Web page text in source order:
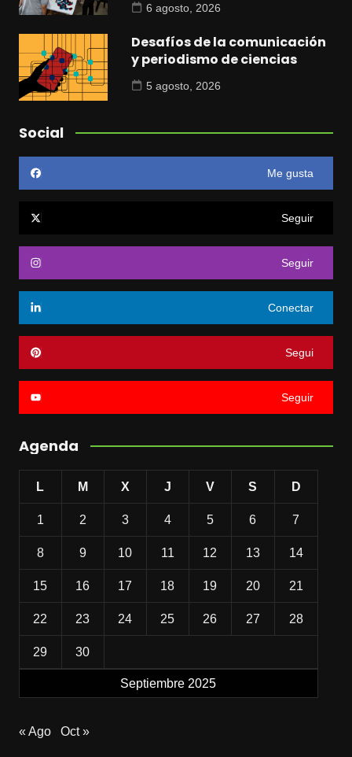
6 agosto, 2026
Desafíos de la comunicación
y periodismo de ciencias
5 agosto, 2026
Social
Me gusta
Seguir
Seguir
Conectar
Segui
Seguir
Agenda
Septiembre 2025
L M X J V S D
1 2 3 4 5 6 7
8 9 10 11 12 13 14
15 16 17 18 19 20 21
22 23 24 25 26 27 28
29 30
« Ago Oct »